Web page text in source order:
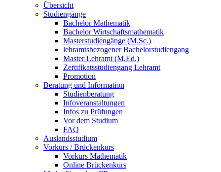
Übersicht
Studiengänge
Bachelor Mathematik
Bachelor Wirtschaftsmathematik
Masterstudiengänge (M.Sc.)
lehramtsbezogener Bachelorstudiengang
Master Lehramt (M.Ed.)
Zertifikatsstudiengang Lehramt
Promotion
Beratung und Information
Studienberatung
Infoveranstaltungen
Infos zu Prüfungen
Vor dem Studium
FAQ
Auslandsstudium
Vorkurs / Brückenkurs
Vorkurs Mathematik
Online Brückenkurs